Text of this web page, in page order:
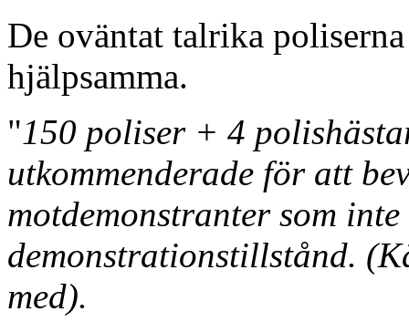
De oväntat talrika
hjälpsamma.
"150 poliser + 4
utkommenderade för att
motdemonstranter som inte
demonstrationstillstånd.
med).